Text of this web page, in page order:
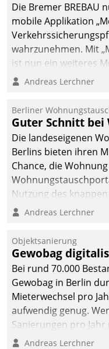
Die Bremer BREBAU
mobile Applikation
wahrzunehmen. Mit
ist nun ein weiteres
Einsatz.
Andreas Lerchner
Berliner
Guter Schnitt bei
Die landeseigenen
Berlins bieten ihren
Chance, die
Nutzung des
Anwendungsfall für
Unternehmen.
Andreas Lerchner
Objektsanierung
Gewobag
Bei rund 70.000
Gewobag in Berlin
Mieterwechsel pro
aufwendig genug.
Sanierungen pro
Betreuungs- und
Andreas Lerchner